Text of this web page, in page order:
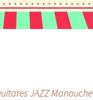
JAZZ Manouche